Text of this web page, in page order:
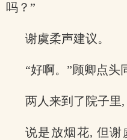
吗？”
谢虞柔声建议。
“好啊。”顾卿点头
两人来到了院子里,
说是放烟花, 但谢